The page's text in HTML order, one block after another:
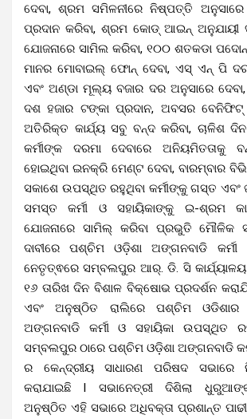
ଦେବା, ଶ୍ରମ ସମିଳନୀରେ ନିଷ୍ପତ୍ତି ଅନୁସାରେ
ପ୍ରଦାନ କରିବା, ଶ୍ରମ କୋଡ୍ ଆଇନ୍ ଅନୁଯାୟୀ
ଯୋଜନାରେ ସାମିଲ କରିବା, ୧୦୦ ଶତକଡା
ମାନର ମୋବାଇଲ୍ ଫୋନ୍ ଦେବା, ଏସ୍ ଏନ୍ ପି
ଏବଂ ଅଣ୍ଡା ମୂଲ୍ୟ ବଜାର ଦର ଅନୁସାରେ
ଦଶ ହଜାର ଟଙ୍କା ପ୍ରଦାନ, ଅବସର
ଅତିରିକ୍ତ କାର୍ଯ୍ୟ ସବୁ ବନ୍ଦ କରିବା, ଚାଳିଶ ଦିନ
କର୍ମୀଙ୍କ ଦରମା ଦେବାରେ ଅନିୟମିତତାକୁ
ହୋଇଥିବା ଇନକ୍ରି ମେଣ୍ଟ ଦେବା, ବାରମ୍ବାର
ସକାଶେ ଉପସ୍ଥିତ ରହୁଥିବା କର୍ମୀଙ୍କୁ ଗସ୍ତ ଏବଂ
ସମସ୍ତ କର୍ମୀ ଓ ସହାୟିକାଙ୍କୁ ଇ-ଶ୍ରମ
ଯୋଜନାରେ ସାମିଲ୍ କରିବା ପ୍ରଭୁତି ମୌଳିକ
ଦାବୀରେ ପଶ୍ଚିମ ଓଡ଼ିଶା ଅଙ୍ଗନବାଡି କର୍ମୀ
ନେତୃତ୍ଵରେ ସମ୍ବଲପୁର ଆର୍. ଡି. ସି କାର୍ଯ୍ୟାଳୟ
୧୬ ତାରିଖ ଦିନ ବିଶାଳ ବିକ୍ଷୋଭ ପ୍ରଦର୍ଶନ
ଏବଂ ଅନୁଷ୍ଠିତ ରାଲିରେ ପଶ୍ଚିମ ଓଡିଶାର
ଅଙ୍ଗନବାଡି କର୍ମୀ ଓ ସହାୟିକା ଉପସ୍ଥିତ
ସମ୍ବଲପୁର ଠାରେ ପଶ୍ଚିମ ଓଡ଼ିଶା ଅଙ୍ଗନବାଡି
ର କେନ୍ଦ୍ରୀୟ ସାଧାରଣ ପରିଷଦ
କରାଯାଇଛି l ସଭାନେତ୍ରୀ ଦିଶିଲା
ଅନୁଷ୍ଠିତ ଏହି ସଭାରେ ଅଧିବକ୍ତା ପ୍ରଶାନ୍ତ